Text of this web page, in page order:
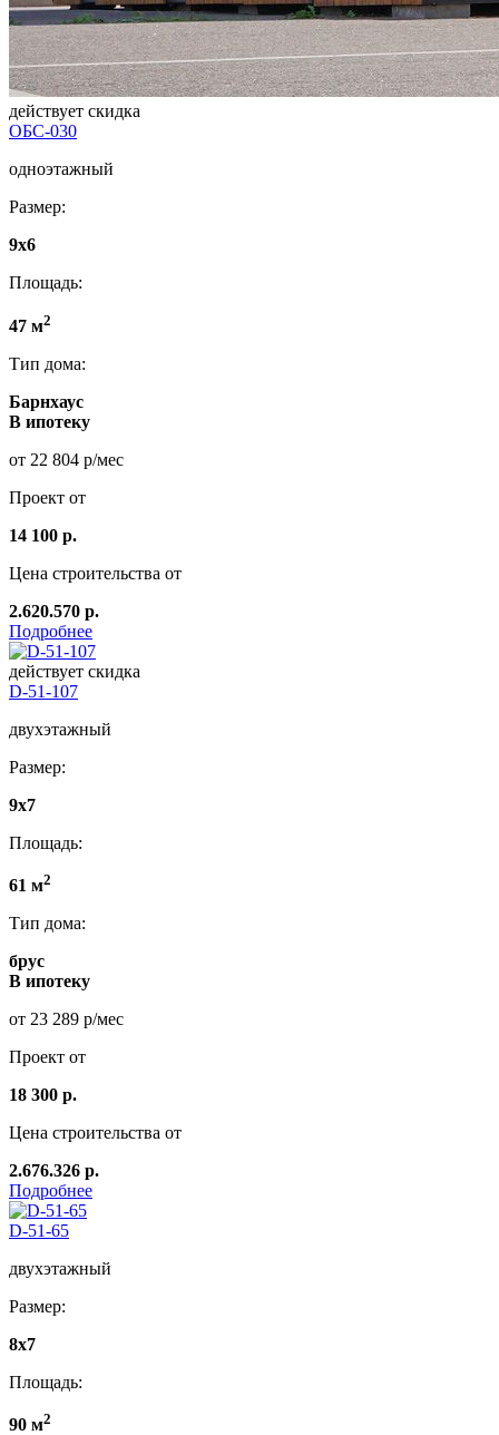
действует скидка
ОБС-030
одноэтажный
Размер:
9х6
Площадь:
47 м2
Тип дома:
Барнхаус
В ипотеку
от 22 804 р/мес
Проект от
14 100 р.
Цена строительства от
2.620.570 р.
Подробнее
действует скидка
D-51-107
двухэтажный
Размер:
9х7
Площадь:
61 м2
Тип дома:
брус
В ипотеку
от 23 289 р/мес
Проект от
18 300 р.
Цена строительства от
2.676.326 р.
Подробнее
D-51-65
двухэтажный
Размер:
8x7
Площадь:
90 м2